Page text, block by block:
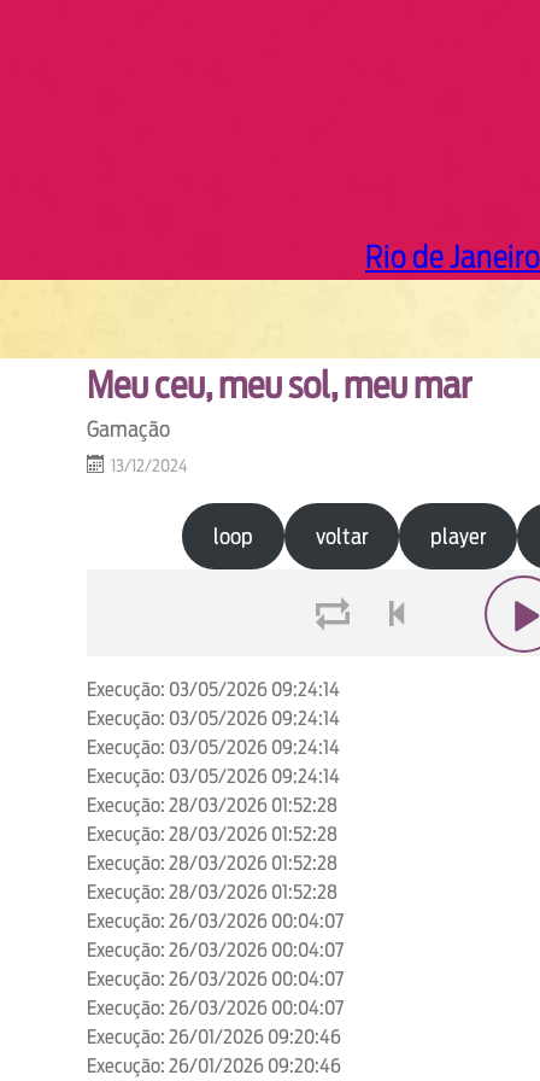
Rio de Janeiro
Meu ceu, meu sol, meu mar
Gamação
13/12/2024
loop voltar player
Execução: 03/05/2026 09:24:14
Execução: 03/05/2026 09:24:14
Execução: 03/05/2026 09:24:14
Execução: 03/05/2026 09:24:14
Execução: 28/03/2026 01:52:28
Execução: 28/03/2026 01:52:28
Execução: 28/03/2026 01:52:28
Execução: 28/03/2026 01:52:28
Execução: 26/03/2026 00:04:07
Execução: 26/03/2026 00:04:07
Execução: 26/03/2026 00:04:07
Execução: 26/03/2026 00:04:07
Execução: 26/01/2026 09:20:46
Execução: 26/01/2026 09:20:46